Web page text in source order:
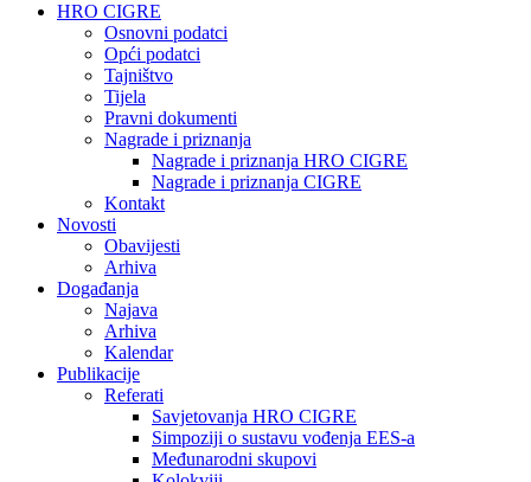
HRO CIGRE
Osnovni podatci​
Opći podatci
Tajništvo
Tijela
Pravni dokumenti
Nagrade i priznanja
Nagrade i priznanja HRO CIGRE
Nagrade i priznanja CIGRE
Kontakt
Novosti
Obavijesti
Arhiva
Događanja
Najava
Arhiva
Kalendar
Publikacije
Referati
Savjetovanja HRO CIGRE
Simpoziji o sustavu vođenja EES-a
Međunarodni skupovi